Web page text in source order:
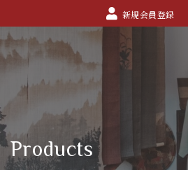
新規会員登録
Products